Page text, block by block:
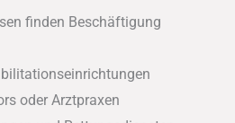
finden Beschäftigung
oder Arztpraxen